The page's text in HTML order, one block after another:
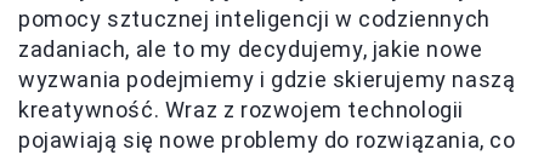
pomocy sztucznej inteligencji w codziennych
zadaniach, ale to my decydujemy, jakie nowe
wyzwania podejmiemy i gdzie skierujemy naszą
kreatywność. Wraz z rozwojem technologii
pojawiają się nowe problemy do rozwiązania, co